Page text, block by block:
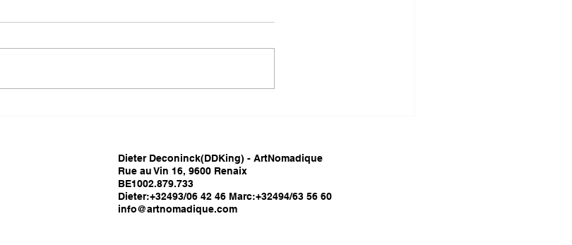
ArtNomadique
Dieter Deconinck(DDKing) - ArtNomadique
Rue au Vin 16, 9600 Renaix
BE1002.879.733
Dieter:+32493/06 42 46 Marc:+32494/63 56 60
info@artnomadique.com